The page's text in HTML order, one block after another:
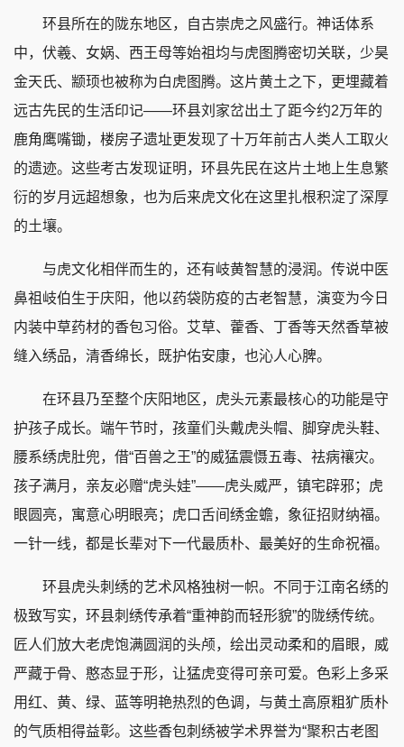
环县所在的陇东地区，自古崇虎之风盛行。神话体系
中，伏羲、女娲、西王母等始祖均与虎图腾密切关联，少昊
金天氏、颛顼也被称为白虎图腾。这片黄土之下，更埋藏着
远古先民的生活印记——环县刘家岔出土了距今约2万年的
鹿角鹰嘴锄，楼房子遗址更发现了十万年前古人类人工取火
的遗迹。这些考古发现证明，环县先民在这片土地上生息繁
衍的岁月远超想象，也为后来虎文化在这里扎根积淀了深厚
的土壤。
与虎文化相伴而生的，还有岐黄智慧的浸润。传说中医
鼻祖岐伯生于庆阳，他以药袋防疫的古老智慧，演变为今日
内装中草药材的香包习俗。艾草、藿香、丁香等天然香草被
缝入绣品，清香绵长，既护佑安康，也沁人心脾。
在环县乃至整个庆阳地区，虎头元素最核心的功能是守
护孩子成长。端午节时，孩童们头戴虎头帽、脚穿虎头鞋、
腰系绣虎肚兜，借“百兽之王”的威猛震慑五毒、祛病禳灾。
孩子满月，亲友必赠“虎头娃”——虎头威严，镇宅辟邪；虎
眼圆亮，寓意心明眼亮；虎口舌间绣金蟾，象征招财纳福。
一针一线，都是长辈对下一代最质朴、最美好的生命祝福。
环县虎头刺绣的艺术风格独树一帜。不同于江南名绣的
极致写实，环县刺绣传承着“重神韵而轻形貌”的陇绣传统。
匠人们放大老虎饱满圆润的头颅，绘出灵动柔和的眉眼，威
严藏于骨、憨态显于形，让猛虎变得可亲可爱。色彩上多采
用红、黄、绿、蓝等明艳热烈的色调，与黄土高原粗犷质朴
的气质相得益彰。这些香包刺绣被学术界誉为“聚积古老图